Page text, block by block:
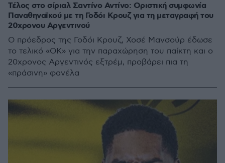
Τέλος στο σίριαλ Σαντίνο Αντίνο: Οριστική συμφωνία
Παναθηναϊκού με τη Γοδόι Κρουζ για τη μεταγραφή του
20χρονου Αργεντινού
Ο πρόεδρος της Γοδόι Κρουζ, Χοσέ Μανσούρ έδωσε
το τελικό «ΟΚ» για την παραχώρηση του παίκτη και ο
20χρονος Αργεντινός εξτρέμ, προβάρει πια τη
«πράσινη» φανέλα